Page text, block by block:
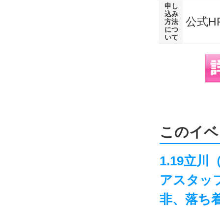
申し
込み
方法
につ
いて
公式
このイ
1.19立川
アスタッ
非、落ち